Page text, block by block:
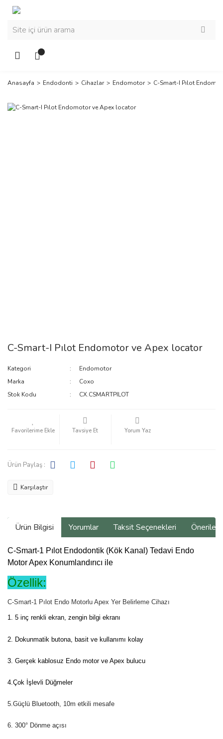
Anasayfa Endodonti Cihazlar Endomotor C-Smart-I Pılot
C-Smart-I Pılot Endomotor ve Apex locator
Kategori
Endomotor
Marka
Coxo
Stok Kodu
CX.CSMARTPILOT
Tavsiye Et Yorum Yaz
Ürün Paylaş :
Karşılaştır
Ürün Bilgisi Yorumlar Taksit Seçenekleri
C-Smart-1 Pılot Endodontik (Kök Kanal) Tedavi Endo
Motor Apex Konumlandırıcı ile
Özellik:
C-Smart-1 Pılot Endo Motorlu Apex Yer Belirleme Cihazı
1. 5 inç renkli ekran, zengin bilgi ekranı
2. Dokunmatik butona, basit ve kullanımı kolay
3. Gerçek kablosuz Endo motor ve Apex bulucu
4.Çok İşlevli Düğmeler
5.Güçlü Bluetooth, 10m etkili mesafe
6. 300° Dönme açısı